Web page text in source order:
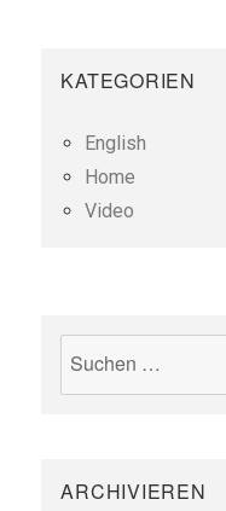
KATEGORIEN
English
Home
Video
ARCHIVIEREN